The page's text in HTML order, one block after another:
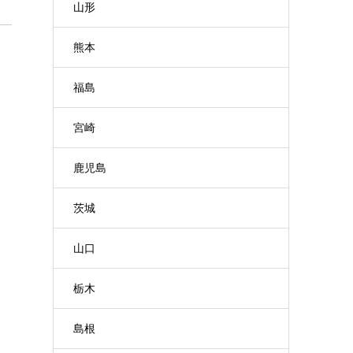
山形
熊本
福島
宮崎
鹿児島
茨城
山口
栃木
島根